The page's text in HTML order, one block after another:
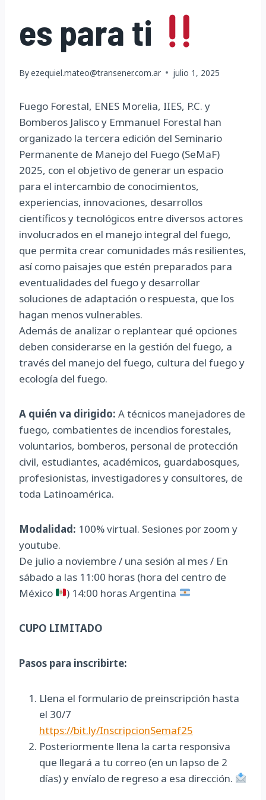
es para ti
Byezequiel.mateo@transener.com.ar julio 1, 2025
Fuego Forestal, ENES Morelia, IIES, P.C. y
Bomberos Jalisco y Emmanuel Forestal han
organizado la tercera edición del Seminario
Permanente de Manejo del Fuego (SeMaF)
2025, con el objetivo de generar un espacio
para el intercambio de conocimientos,
experiencias, innovaciones, desarrollos
científicos y tecnológicos entre diversos actores
involucrados en el manejo integral del fuego,
que permita crear comunidades más resilientes,
así como paisajes que estén preparados para
eventualidades del fuego y desarrollar
soluciones de adaptación o respuesta, que los
hagan menos vulnerables.
Además de analizar o replantear qué opciones
deben considerarse en la gestión del fuego, a
través del manejo del fuego, cultura del fuego y
ecología del fuego.
A quién va dirigido: A técnicos manejadores de
fuego, combatientes de incendios forestales,
voluntarios, bomberos, personal de protección
civil, estudiantes, académicos, guardabosques,
profesionistas, investigadores y consultores, de
toda Latinoamérica.
Modalidad: 100% virtual. Sesiones por zoom y
youtube.
De julio a noviembre / una sesión al mes / En
sábado a las 11:00 horas (hora del centro de
México
) 14:00 horas Argentina
CUPO LIMITADO
Pasos para inscribirte:
Llena el formulario de preinscripción hasta
el 30/7
https://bit.ly/InscripcionSemaf25
Posteriormente llena la carta responsiva
que llegará a tu correo (en un lapso de 2
días) y envíalo de regreso a esa dirección.